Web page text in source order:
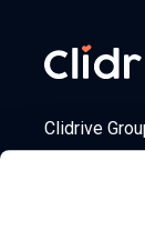
Clidrive